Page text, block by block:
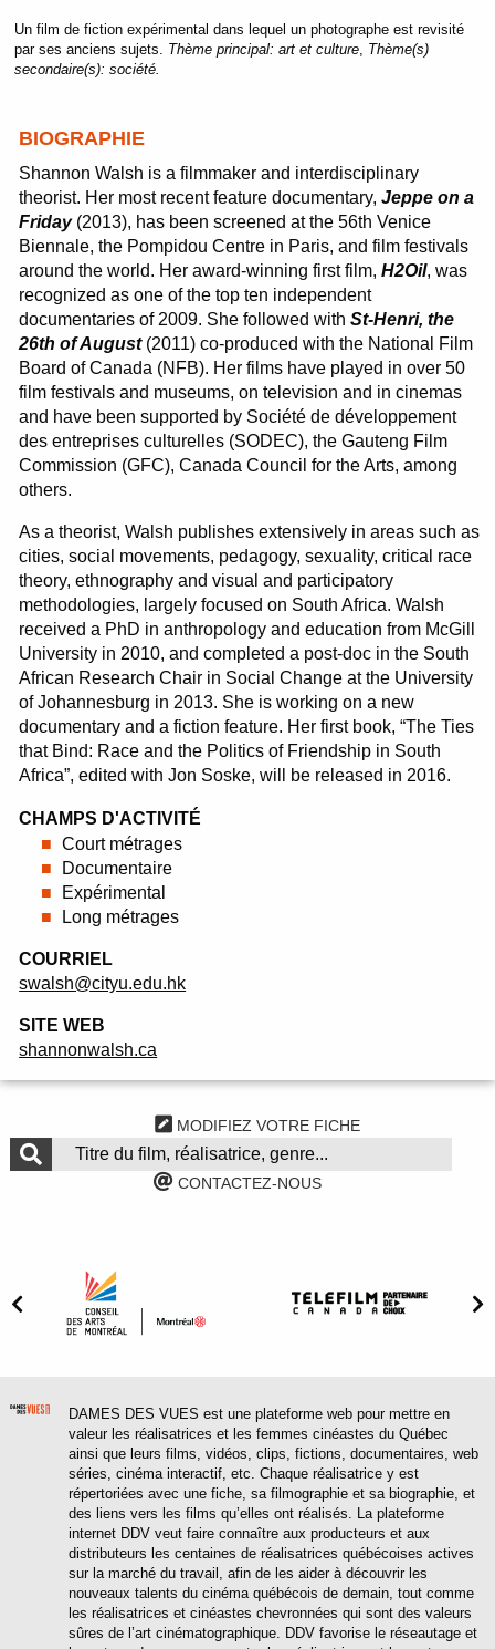
Un film de fiction expérimental dans lequel un photographe est revisité
par ses anciens sujets. Thème principal: art et culture, Thème(s)
secondaire(s): société.
BIOGRAPHIE
Shannon Walsh is a filmmaker and interdisciplinary
theorist. Her most recent feature documentary,Jeppe on a
Friday(2013), has been screened at the 56th Venice
Biennale, the Pompidou Centre in Paris, and film festivals
around the world. Her award-winning first film,H2Oil, was
recognized as one of the top ten independent
documentaries of 2009. She followed withSt-Henri, the
26th of August(2011) co-produced with the National Film
Board of Canada (NFB). Her films have played in over 50
film festivals and museums, on television and in cinemas
and have been supported by Société de développement
des entreprises culturelles (SODEC), the Gauteng Film
Commission (GFC), Canada Council for the Arts, among
others.
As a theorist, Walsh publishes extensively in areas such as
cities, social movements, pedagogy, sexuality, critical race
theory, ethnography and visual and participatory
methodologies, largely focused on South Africa. Walsh
received a PhD in anthropology and education from McGill
University in 2010, and completed a post-doc in the South
African Research Chair in Social Change at the University
of Johannesburg in 2013. She is working on a new
documentary and a fiction feature. Her first book, “The Ties
that Bind: Race and the Politics of Friendship in South
Africa”, edited with Jon Soske, will be released in 2016.
CHAMPS D'ACTIVITÉ
Court métrages
Documentaire
Expérimental
Long métrages
COURRIEL
swalsh@cityu.edu.hk
SITE WEB
shannonwalsh.ca
MODIFIEZ VOTRE FICHE
CONTACTEZ-NOUS
DAMES DES VUES est une plateforme web pour mettre en
valeur les réalisatrices et les femmes cinéastes du Québec
ainsi que leurs films, vidéos, clips, fictions, documentaires, web
séries, cinéma interactif, etc. Chaque réalisatrice y est
répertoriées avec une fiche, sa filmographie et sa biographie, et
des liens vers les films qu’elles ont réalisés. La plateforme
internet DDV veut faire connaître aux producteurs et aux
distributeurs les centaines de réalisatrices québécoises actives
sur la marché du travail, afin de les aider à découvrir les
nouveaux talents du cinéma québécois de demain, tout comme
les réalisatrices et cinéastes chevronnées qui sont des valeurs
sûres de l’art cinématographique. DDV favorise le réseautage et